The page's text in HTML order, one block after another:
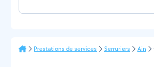
Prestations de services Serruriers Ain